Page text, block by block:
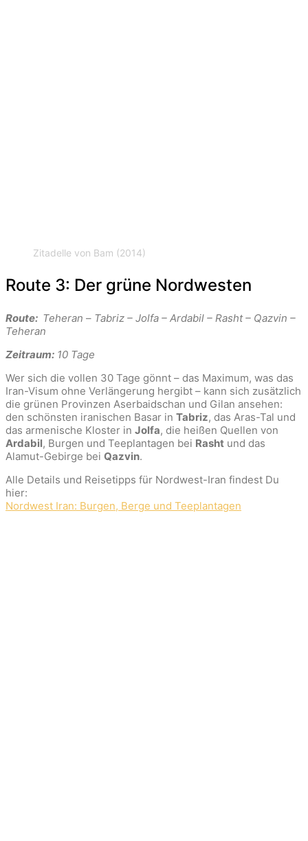
Zitadelle von Bam (2014)
Route 3: Der grüne Nordwesten
Route: Teheran – Tabriz – Jolfa – Ardabil – Rasht – Qazvin –
Teheran
Zeitraum: 10 Tage
Wer sich die vollen 30 Tage gönnt – das Maximum, was das
Iran-Visum ohne Verlängerung hergibt – kann sich zusätzlich
die grünen Provinzen Aserbaidschan und Gilan ansehen:
den schönsten iranischen Basar in Tabriz, das Aras-Tal und
das armenische Kloster in Jolfa, die heißen Quellen von
Ardabil, Burgen und Teeplantagen bei Rasht und das
Alamut-Gebirge bei Qazvin.
Alle Details und Reisetipps für Nordwest-Iran findest Du
hier:
Nordwest Iran: Burgen, Berge und Teeplantagen